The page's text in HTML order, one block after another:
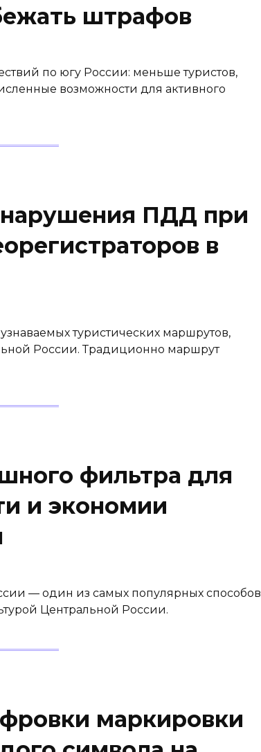
штрафов
по югу России: меньше туристов,
возможности для активного
нарушения ПДД при
в
туристических маршрутов,
России. Традиционно маршрут
фильтра для
и экономии
— один из самых популярных способов
Центральной России.
маркировки